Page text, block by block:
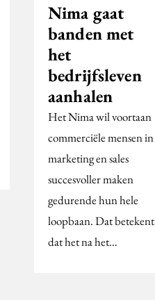
Nima gaat
banden met
het
bedrijfsleven
aanhalen
Het Nima wil voortaan
commerciële mensen in
marketing en sales
succesvoller maken
gedurende hun hele
loopbaan. Dat betekent
dat het na het…